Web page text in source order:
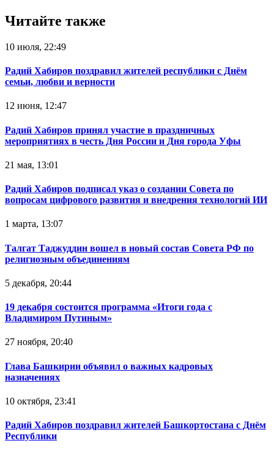
Читайте также
10 июля, 22:49
Радий Хабиров поздравил жителей республики с Днём
семьи, любви и верности
12 июня, 12:47
Радий Хабиров принял участие в праздничных
мероприятиях в честь Дня России и Дня города Уфы
21 мая, 13:01
Радий Хабиров подписал указ о создании Совета по
вопросам цифрового развития и внедрения технологий ИИ
1 марта, 13:07
Талгат Таджуддин вошел в новый состав Совета РФ по
религиозным объединениям
5 декабря, 20:44
19 декабря состоится программа «Итоги года с
Владимиром Путиным»
27 ноября, 20:40
Глава Башкирии объявил о важных кадровых
назначениях
10 октября, 23:41
Радий Хабиров поздравил жителей Башкортостана с Днём
Республики